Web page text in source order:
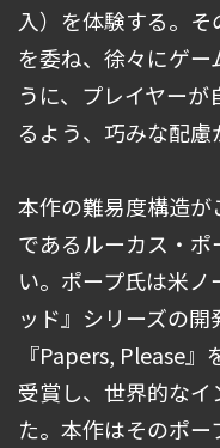
入）を体験する。
を委ね、徐々にゲ
うに、プレイヤー
るよう、巧みな配慮
本作の難易度構造
であるルーカス・
い。ポープ氏は米
ッド』シリーズの
『Papers, Please
受賞し、世界的なイ
た。本作はそのポ